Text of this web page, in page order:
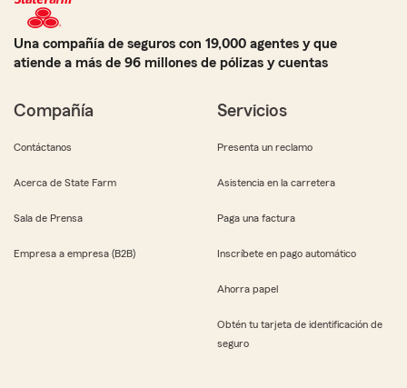
Una compañía de seguros con 19,000 agentes y que
atiende a más de 96 millones de pólizas y cuentas
Compañía
Contáctanos
Acerca de State Farm
Sala de Prensa
Empresa a empresa (B2B)
Servicios
Presenta un reclamo
Asistencia en la carretera
Paga una factura
Inscríbete en pago automático
Ahorra papel
Obtén tu tarjeta de identificación de
seguro